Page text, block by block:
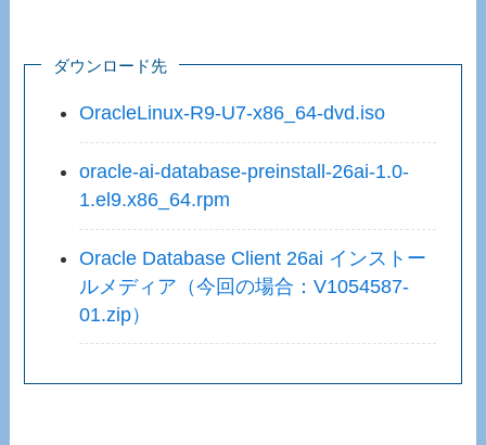
ダウンロード先
OracleLinux-R9-U7-x86_64-dvd.iso
oracle-ai-database-preinstall-26ai-1.0-
1.el9.x86_64.rpm
Oracle Database Client 26ai インストー
ルメディア（今回の場合：V1054587-
01.zip）